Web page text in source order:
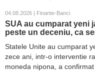
04.08.2026 | Finante-Banci
SUA au cumparat yeni
peste un deceniu, ca
Statele Unite au cumparat
zece ani, intr-o interventie
moneda nipona, a